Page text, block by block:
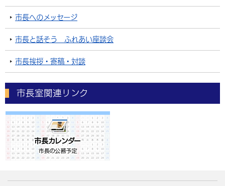
市長へのメッセージ
市長と話そう ふれあい座談会
市長挨拶・寄稿・対談
市長室関連リンク